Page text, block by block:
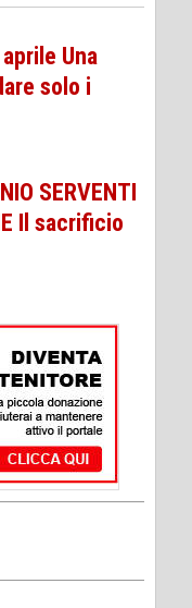
aprile Una
solo i
SERVENTI
Il sacrificio